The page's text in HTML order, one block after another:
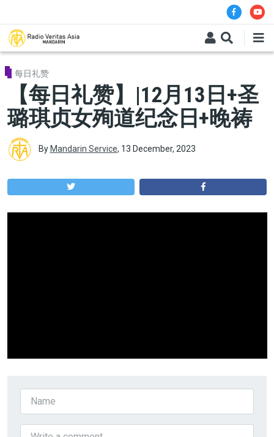
每日礼赞
【每日礼赞】|12月13日+圣
璐琪贞女殉道纪念日+晚祷
By Mandarin Service, 13 December, 2023